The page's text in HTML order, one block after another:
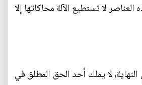
لا تستطيع الآلة محاكاتها إلا
لا يملك أحد الحق المطلق في